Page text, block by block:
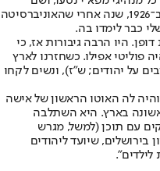
למעשה 'הקימו' את המדינה. חזרנו לכאן ב־1926, שנה אחרי שהאוניברסיטה
כבר לימדו בה.
היו הרבה גיבורות אז, כי
פוליטי אפילו. כשחזרנו לארץ
על יהודים; ש"ז), ונשים לקחו
לה האוטו הראשון של אישה
בארץ. היא השתלבה
עם תוכן (למשל, מגרש
בירושלים, שיועד ליהודים
לילדים".